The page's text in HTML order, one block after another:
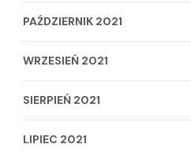
PAŹDZIERNIK 2021
WRZESIEŃ 2021
SIERPIEŃ 2021
LIPIEC 2021